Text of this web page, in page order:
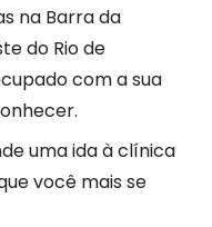
na Barra da
do Rio de
com a sua
uma ida à clínica
você mais se